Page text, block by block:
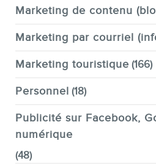
Marketing de contenu
Marketing par courriel
Marketing touristique (166)
Personnel (18)
Publicité sur Facebook,
numérique
(48)